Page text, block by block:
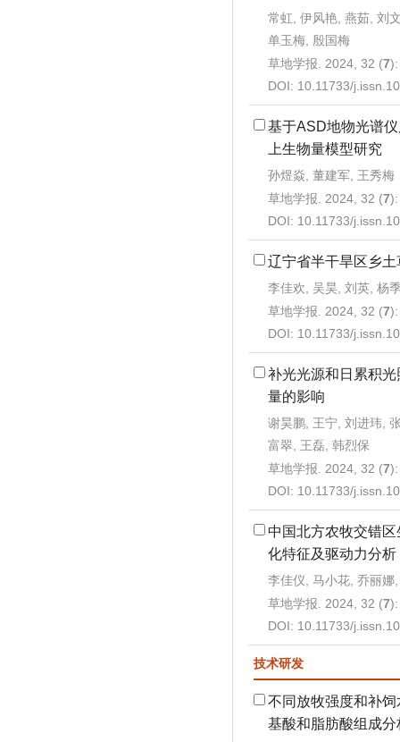
常虹, 伊风艳, 燕茹, 刘
单玉梅, 殷国梅
草地学报. 2024, 32 (7
DOI: 10.11733/
基于ASD地物光谱
上生物量模型研究
孙煜焱, 董建军, 王秀梅
草地学报. 2024, 32 (7
DOI: 10.11733/
辽宁省半干旱区乡
李佳欢, 吴昊, 刘英, 杨
草地学报. 2024, 32 (7
DOI: 10.11733/
补光光源和日累积
量的影响
谢昊鹏, 王宁, 刘进玮,
富翠, 王磊, 韩烈保
草地学报. 2024, 32 (7
DOI: 10.11733/
中国北方农牧交错
化特征及驱动力分析
李佳仪, 马小花, 乔丽娜
草地学报. 2024, 32 (7
DOI: 10.11733/
技术研发
不同放牧强度和补
基酸和脂肪酸组成分